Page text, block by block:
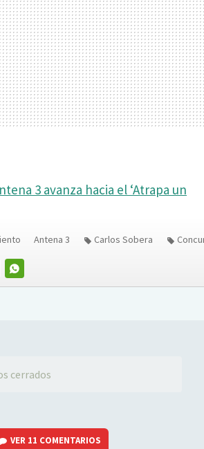
3 avanza hacia el ‘Atrapa un
WHATSAPP
Antena 3 Carlos Sobera
cerrados
VER 11 COMENTARIOS